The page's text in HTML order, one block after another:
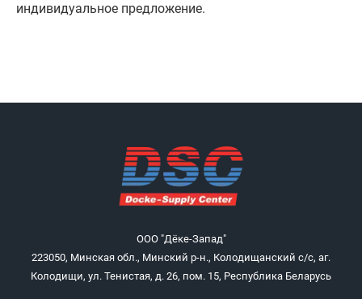
индивидуальное предложение.
ООО "Дёке-Запад"
223050, Минская обл., Минский р-н., Колодищанский с/с, аг.
Колодищи, ул. Тенистая, д. 26, пом. 15, Республика Беларусь